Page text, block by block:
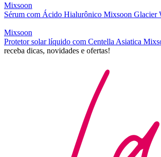
Mixsoon
Sérum com Ácido Hialurônico Mixsoon Glacier
Mixsoon
Protetor solar líquido com Centella Asiatica
receba dicas, novidades e ofertas!